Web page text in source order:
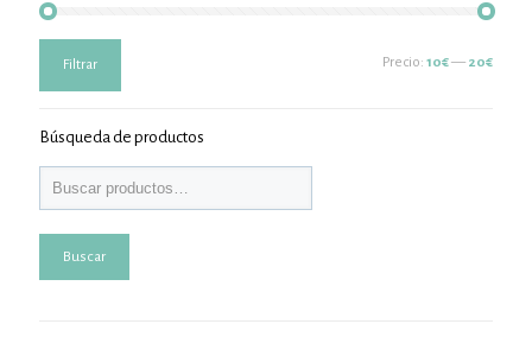
mínimo
máximo
Filtrar Precio: 10€— 20€
Búsqueda de productos
Buscar